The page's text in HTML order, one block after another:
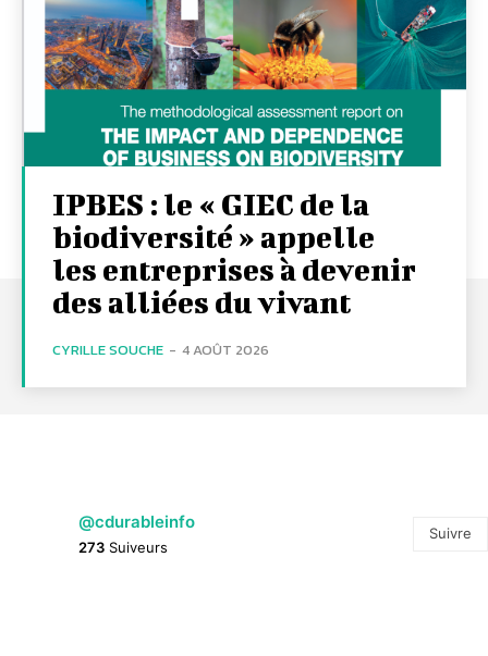
IPBES : le « GIEC de la
biodiversité » appelle
les entreprises à devenir
des alliées du vivant
CYRILLE SOUCHE - 4 AOÛT 2026
@cdurableinfo
273 Suiveurs
Suivre